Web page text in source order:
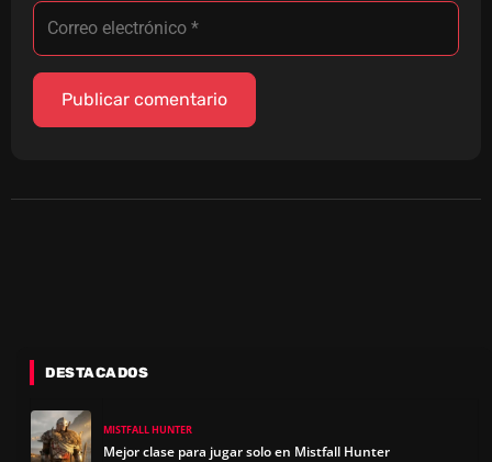
DESTACADOS
MISTFALL HUNTER
Mejor clase para jugar solo en Mistfall Hunter